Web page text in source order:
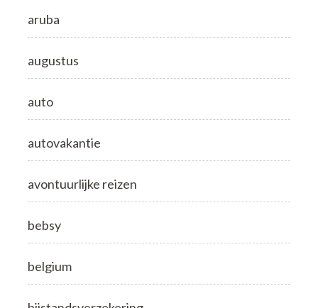
aruba
augustus
auto
autovakantie
avontuurlijke reizen
bebsy
belgium